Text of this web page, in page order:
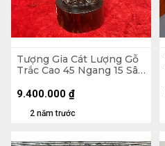
Tượng Gia Cát Lượng Gỗ
Trắc Cao 45 Ngang 15 Sâu
2 năm trước
9.400.000 ₫